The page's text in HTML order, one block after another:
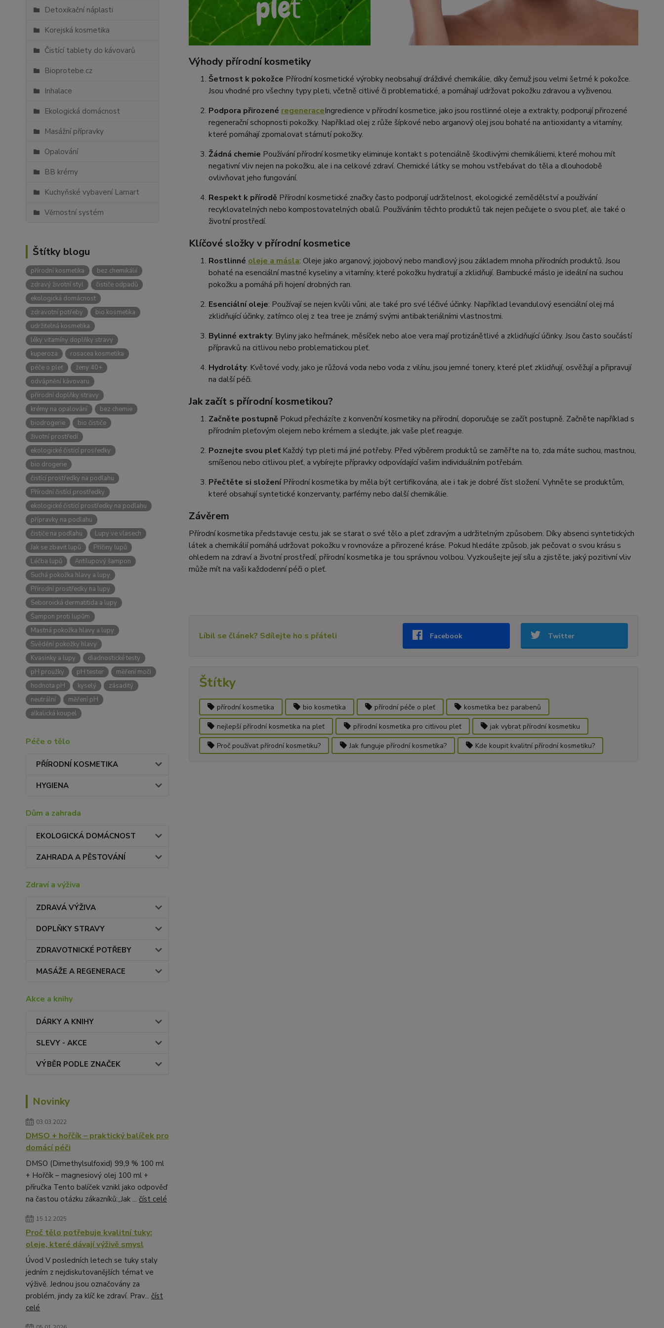
Detoxikační náplasti
Korejská kosmetika
Čistící tablety do kávovarů
Bioprotebe.cz
Inhalace
Ekologická domácnost
Masážní přípravky
Opalování
BB krémy
Kuchyňské vybavení Lamart
Věrnostní systém
Štítky blogu
přírodní kosmetika
bez chemikálií
zdravý životní styl
čističe odpadů
ekologická domácnost
zdravotní potřeby
bio kosmetika
udržitelná kosmetika
léky vitamíny doplňky stravy
kuperoza
rosacea kosmetika
péče o pleť
ženy 40+
odvápnění kávovaru
přírodní doplňky stravy
krémy na opalování
bez chemie
biodrogerie
bio čističe
životní prostředí
ekologické čistící prosředky
bio drogerie
čistící prostředky na podlahu
Přírodní čistící prostředky
ekologické čistící prostředky na podlahu
přípravky na podlahu
čističe na podlahu
Lupy ve vlasech
Jak se zbavit lupů
Příčiny lupů
Léčba lupů
Antilupový šampon
Suchá pokožka hlavy a lupy
Přírodní prostředky na lupy
Seboroická dermatitida a lupy
Šampon proti lupům
Mastná pokožka hlavy a lupy
Svědění pokožky hlavy
Kvasinky a lupy
diadnostické testy
pH proužky
pH tester
měření moči
hodnota pH
kyselý
zásaditý
neutrální
měření pH
alkalická koupel
Péče o tělo
PŘÍRODNÍ KOSMETIKA
HYGIENA
Dům a zahrada
EKOLOGICKÁ DOMÁCNOST
ZAHRADA A PĚSTOVÁNÍ
Zdraví a výživa
ZDRAVÁ VÝŽIVA
DOPLŇKY STRAVY
ZDRAVOTNICKÉ POTŘEBY
MASÁŽE A REGENERACE
Akce a knihy
DÁRKY A KNIHY
SLEVY - AKCE
VÝBĚR PODLE ZNAČEK
Novinky
03.03.2022
DMSO + hořčík – praktický balíček pro
domácí péči
DMSO (Dimethylsulfoxid) 99,9 % 100 ml
+ Hořčík – magnesiový olej 100 ml +
příručka Tento balíček vznikl jako odpověď
na častou otázku zákazníků:„Jak ... číst celé
15.12.2025
Proč tělo potřebuje kvalitní tuky:
oleje, které dávají výživě smysl
Úvod V posledních letech se tuky staly
jedním z nejdiskutovanějších témat ve
výživě. Jednou jsou označovány za
problém, jindy za klíč ke zdraví. Prav... číst
celé
Výhody přírodní kosmetiky
Šetrnost k pokožce Přírodní kosmetické výrobky neobsahují dráždivé chemikálie, díky čemuž jsou velmi šetrné k pokožce.
Jsou vhodné pro všechny typy pleti, včetně citlivé či problematické, a pomáhají udržovat pokožku zdravou a vyživenou.
Podpora přirozené regeneraceIngredience v přírodní kosmetice, jako jsou rostlinné oleje a extrakty, podporují přirozené
regenerační schopnosti pokožky. Například olej z růže šípkové nebo arganový olej jsou bohaté na antioxidanty a vitamíny,
které pomáhají zpomalovat stárnutí pokožky.
Žádná chemie Používání přírodní kosmetiky eliminuje kontakt s potenciálně škodlivými chemikáliemi, které mohou mít
negativní vliv nejen na pokožku, ale i na celkové zdraví. Chemické látky se mohou vstřebávat do těla a dlouhodobě
ovlivňovat jeho fungování.
Respekt k přírodě Přírodní kosmetické značky často podporují udržitelnost, ekologické zemědělství a používání
recyklovatelných nebo kompostovatelných obalů. Používáním těchto produktů tak nejen pečujete o svou pleť, ale také o
životní prostředí.
Klíčové složky v přírodní kosmetice
Rostlinné oleje a másla: Oleje jako arganový, jojobový nebo mandlový jsou základem mnoha přírodních produktů. Jsou
bohaté na esenciální mastné kyseliny a vitamíny, které pokožku hydratují a zklidňují. Bambucké máslo je ideální na suchou
pokožku a pomáhá při hojení drobných ran.
Esenciální oleje: Používají se nejen kvůli vůni, ale také pro své léčivé účinky. Například levandulový esenciální olej má
zklidňující účinky, zatímco olej z tea tree je známý svými antibakteriálními vlastnostmi.
Bylinné extrakty: Byliny jako heřmánek, měsíček nebo aloe vera mají protizánětlivé a zklidňující účinky. Jsou často součástí
přípravků na citlivou nebo problematickou pleť.
Hydroláty: Květové vody, jako je růžová voda nebo voda z vilínu, jsou jemné tonery, které pleť zklidňují, osvěžují a připravují
na další péči.
Jak začít s přírodní kosmetikou?
Začněte postupně Pokud přecházíte z konvenční kosmetiky na přírodní, doporučuje se začít postupně. Začněte například s
přírodním pleťovým olejem nebo krémem a sledujte, jak vaše pleť reaguje.
Poznejte svou pleťKaždý typ pleti má jiné potřeby. Před výběrem produktů se zaměřte na to, zda máte suchou, mastnou,
smíšenou nebo citlivou pleť, a vybírejte přípravky odpovídající vašim individuálním potřebám.
Přečtěte si složeníPřírodní kosmetika by měla být certifikována, ale i tak je dobré číst složení. Vyhněte se produktům,
které obsahují syntetické konzervanty, parfémy nebo další chemikálie.
Závěrem
Přírodní kosmetika představuje cestu, jak se starat o své tělo a pleť zdravým a udržitelným způsobem. Díky absenci syntetických
látek a chemikálií pomáhá udržovat pokožku v rovnováze a přirozené kráse. Pokud hledáte způsob, jak pečovat o svou krásu s
ohledem na zdraví a životní prostředí, přírodní kosmetika je tou správnou volbou. Vyzkoušejte její sílu a zjistěte, jaký pozitivní vliv
může mít na vaši každodenní péči o pleť.
Líbil se článek? Sdílejte ho s přáteli Facebook Twitter
Štítky
přírodní kosmetika bio kosmetika přírodní péče o pleť kosmetika bez parabenů
nejlepší přírodní kosmetika na pleť přírodní kosmetika pro citlivou pleť jak vybrat přírodní kosmetiku
Proč používat přírodní kosmetiku? Jak funguje přírodní kosmetika? Kde koupit kvalitní přírodní kosmetiku?